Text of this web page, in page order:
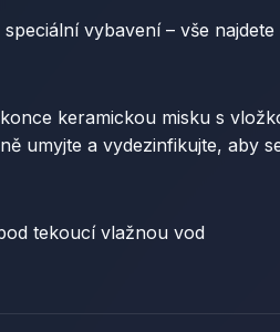
vybavení – vše
keramickou misku s
umyjte a vydezinfikujte, aby
tekoucí vlažnou vod